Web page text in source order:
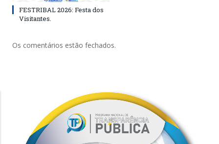
FESTRIBAL 2026: Festa dos
Visitantes.
Os comentários estão fechados.